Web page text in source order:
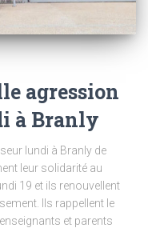
agression
à Branly
lundi à Branly de
leur solidarité au
19 et ils renouvellent
Ils rappellent le
et parents